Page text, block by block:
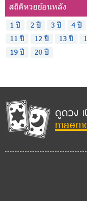
สถิติหวยย้อนหลัง
1 ปี 2 ปี 3 ปี 4 ปี
11 ปี
12 ปี 13 ปี
19 ปี
20 ปี
ดูดวง